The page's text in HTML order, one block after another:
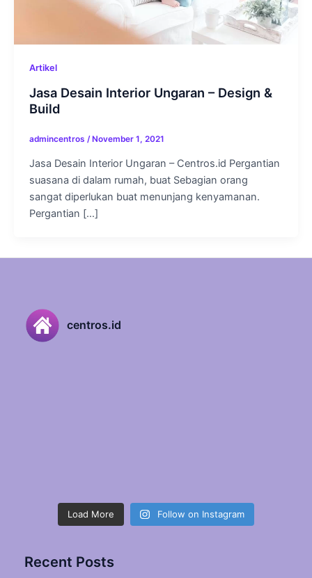
Artikel
Jasa Desain Interior Ungaran – Design &
Build
admincentros /November 1, 2021
Jasa Desain Interior Ungaran – Centros.id Pergantian
suasana di dalam rumah, buat Sebagian orang
sangat diperlukan buat menunjang kenyamanan.
Pergantian […]
centros.id
Load More Follow on Instagram
Recent Posts